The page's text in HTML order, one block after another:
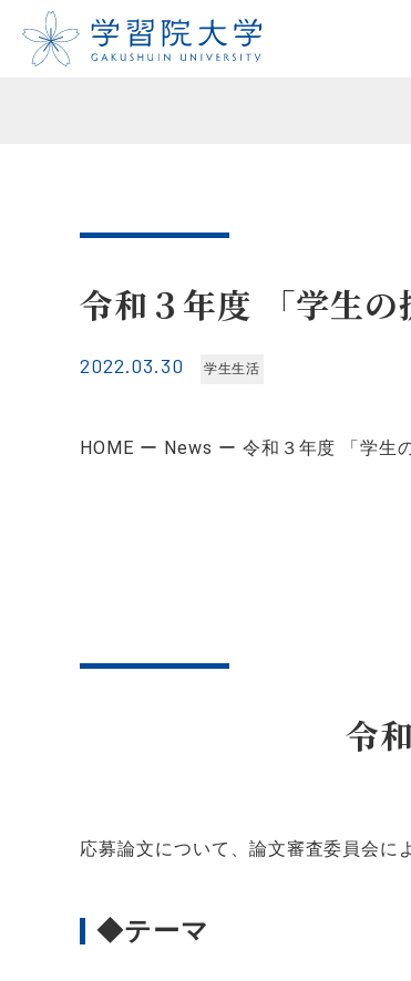
令和３年度 「学生の
2022.03.30 学生生活
HOME News 令和３年度 「学生
令
応募論文について、論文審査委員会に
◆テーマ